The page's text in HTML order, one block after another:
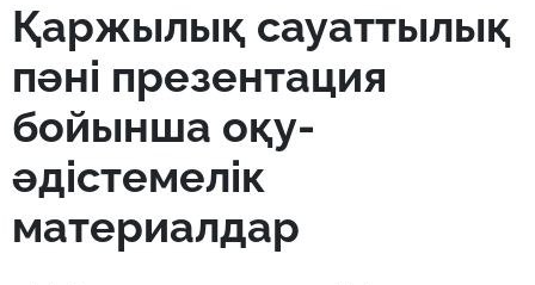
қаржылық сауаттылық
пәні презентация
бойынша оқу-
әдістемелік
материалдар